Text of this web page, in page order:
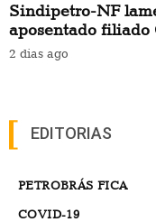
Sindipetro-NF
aposentado filiado
2 dias ago
EDITORIAS
PETROBRÁS FICA
COVID-19